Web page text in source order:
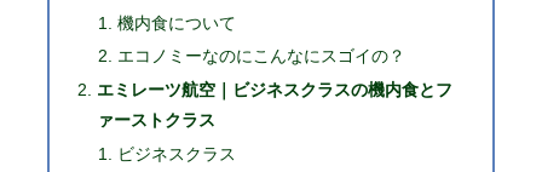
機内食について
エコノミーなのにこんなにスゴイの？
エミレーツ航空｜ビジネスクラスの機内食とフ
ァーストクラス
ビジネスクラス